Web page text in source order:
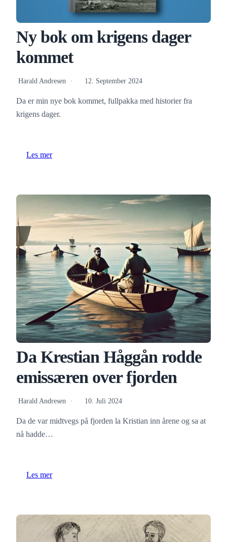
Ny bok om krigens dager
kommet
Harald Andresen 12. September 2024
Da er min nye bok kommet, fullpakka med historier fra
krigens dager.
Les mer
Da Krestian Håggån rodde
emissæren over fjorden
Harald Andresen 10. Juli 2024
Da de var midtvegs på fjorden la Kristian inn årene og sa at
nå hadde…
Les mer